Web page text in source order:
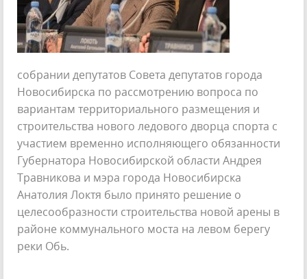
собрании депутатов Совета депутатов города
Новосибирска по рассмотрению вопроса по
вариантам территориального размещения и
строительства нового ледового дворца спорта с
участием временно исполняющего обязанности
Губернатора Новосибирской области Андрея
Травникова и мэра города Новосибирска
Анатолия Локтя было принято решение о
целесообразности строительства новой арены в
районе коммунального моста на левом берегу
реки Обь.